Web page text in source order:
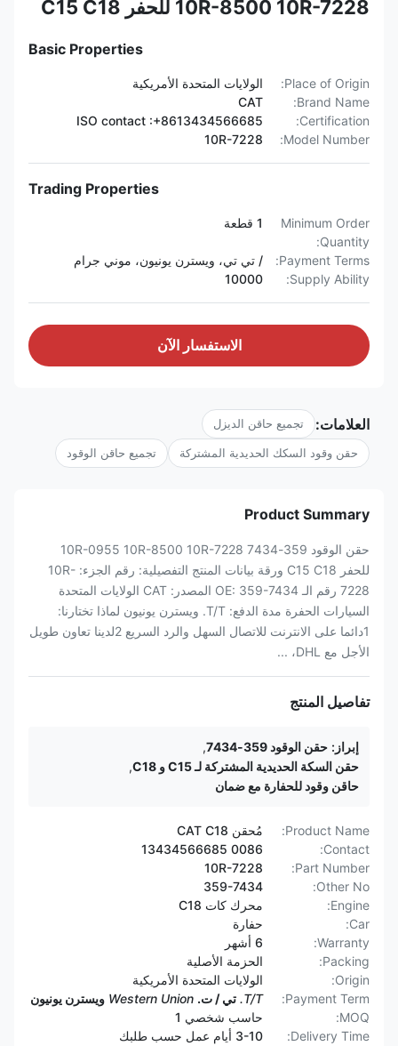
10R-8500 10R-7228 للحفر C15 C18
Basic Properties
Place of Origin:
الولايات المتحدة الأمريكية
Brand Name:
CAT
Certification:
ISO contact :+8613434566685
Model Number:
10R-7228
Trading Properties
Minimum Order
Quantity:
1 قطعة
Payment Terms:
/ تي تي، ويسترن يونيون، موني جرام
Supply Ability:
10000
الاستفسار الآن
العلامات: تجميع حاقن الديزل
حقن وقود السكك الحديدية المشتركة تجميع حاقن الوقود
Product Summary
حقن الوقود 359-7434 10R-0955 10R-8500 10R-7228
للحفر C15 C18 ورقة بيانات المنتج التفصيلية: رقم الجزء: 10R-
7228 رقم الـ OE: 359-7434 المصدر: CAT الولايات المتحدة
السيارات الحفرة مدة الدفع: T/T. ويسترن يونيون لماذا تختارنا:
1دائما على الانترنت للاتصال السهل والرد السريع 2لدينا تعاون طويل
الأجل مع DHL، ...
تفاصيل المنتج
إبراز: حقن الوقود 359-7434
,
حقن السكة الحديدية المشتركة لـ C15 و C18
,
حاقن وقود للحفارة مع ضمان
Product Name:
مُحقن CAT C18
Contact:
0086 13434566685
Part Number:
10R-7228
Other No:
359-7434
Engine:
محرك كات C18
Car:
حفارة
Warranty:
6 أشهر
Packing:
الحزمة الأصلية
Origin:
الولايات المتحدة الأمريكية
Payment Term:
T/T. تي / ت. Western Union ويسترن يونيون
MOQ:
حاسب شخصي 1
Delivery Time:
3-10 أيام عمل حسب طلبك